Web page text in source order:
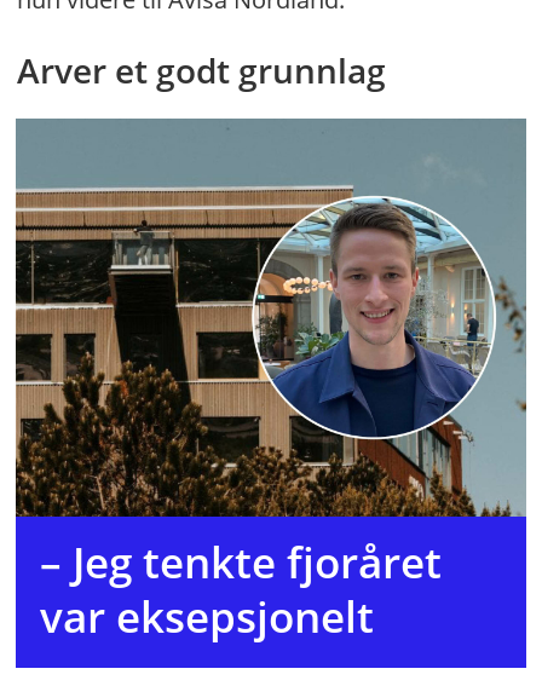
Arver et godt grunnlag
– Jeg tenkte fjoråret
var eksepsjonelt